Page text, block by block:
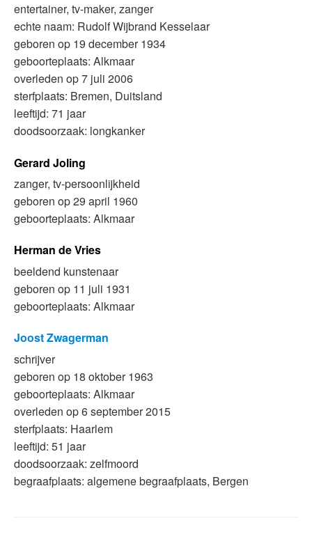
entertainer, tv-maker, zanger
echte naam: Rudolf Wijbrand Kesselaar
geboren op 19 december 1934
geboorteplaats: Alkmaar
overleden op 7 juli 2006
sterfplaats: Bremen, Duitsland
leeftijd: 71 jaar
doodsoorzaak: longkanker
Gerard Joling
zanger, tv-persoonlijkheid
geboren op 29 april 1960
geboorteplaats: Alkmaar
Herman de Vries
beeldend kunstenaar
geboren op 11 juli 1931
geboorteplaats: Alkmaar
Joost Zwagerman
schrijver
geboren op 18 oktober 1963
geboorteplaats: Alkmaar
overleden op 6 september 2015
sterfplaats: Haarlem
leeftijd: 51 jaar
doodsoorzaak: zelfmoord
begraafplaats: algemene begraafplaats, Bergen